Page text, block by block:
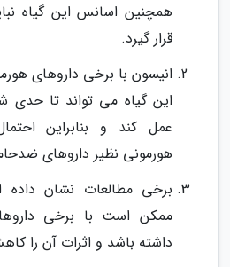
همچنین اسانس این گیاه
قرار گیرد.
انیسون با برخی داروهای
این گیاه می تواند تا حدی
عمل کند و بنابراین
هورمونی نظیر داروهای
برخی مطالعات نشان
ممکن است با برخی
داشته باشد و اثرات آن را